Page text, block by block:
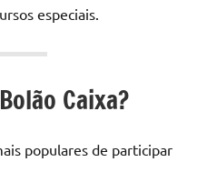
especiais.
Caixa?
populares de participar